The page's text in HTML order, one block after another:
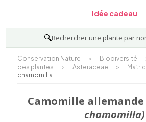
Idée cadeau
🔍Rechercher une plante par
Conservation Nature > Biodiversité
des plantes
> Asteraceae >
chamomilla
Camomille allemande
chamomilla)